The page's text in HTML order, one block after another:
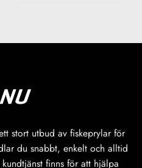
stort utbud av fiskeprylar för
du snabbt, enkelt och alltid
finns för att hjälpa